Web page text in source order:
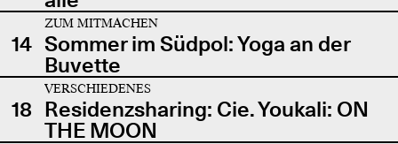
14
ZUM MITMACHEN
Sommer im Südpol: Yoga an der
Buvette
18
VERSCHIEDENES
Residenzsharing: Cie. Youkali: ON
THE MOON